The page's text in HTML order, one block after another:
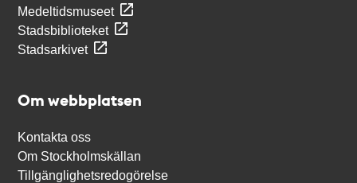
Medeltidsmuseet
Stadsbiblioteket
Stadsarkivet
Om webbplatsen
Kontakta oss
Om Stockholmskällan
Tillgänglighetsredogörelse